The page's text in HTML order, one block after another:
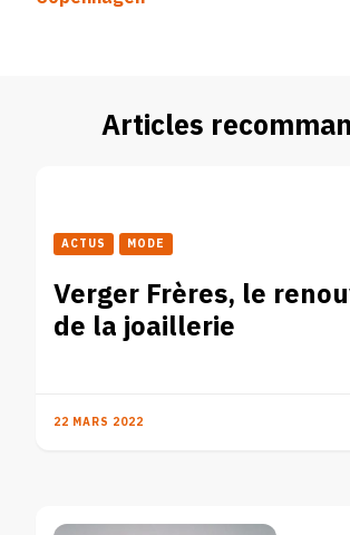
Articles
ACTUS MODE
Verger Frères, le
de la joaillerie
22 MARS 2022